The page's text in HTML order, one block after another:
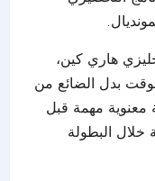
هاري كين،
بدل الضائع من
معنوية مهمة قبل
خلال البطولة